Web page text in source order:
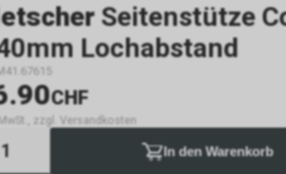
Seitenstütze
Lochabstand
CHF
zzgl. Versandkosten
In den Warenkorb